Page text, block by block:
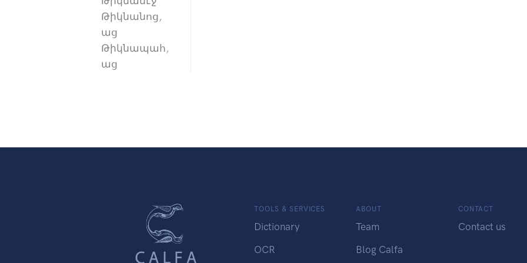
Թիկնանոց,
աց
Թիկնապահ,
աց
TOOLS & SERVICES
Dictionary
OCR
ABOUT
Team
Blog Calfa
CONTACT
Contact us